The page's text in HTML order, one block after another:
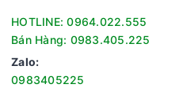
HOTLINE: 0964.022.555
Bán Hàng: 0983.405.225
Zalo:
0983405225